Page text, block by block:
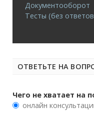
Документооборот
Тесты (без
ОТВЕТЬТЕ НА
Чего не хватает на
онлайн